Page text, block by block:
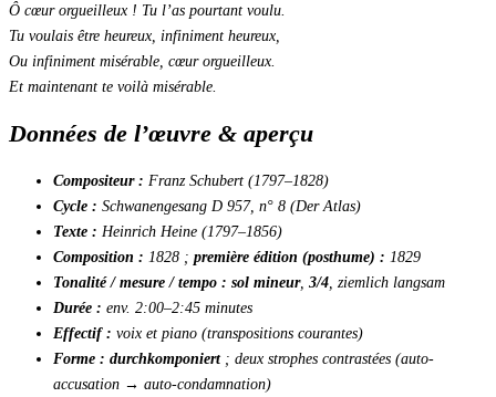
Ô cœur orgueilleux ! Tu l’as pourtant voulu.
Tu voulais être heureux, infiniment heureux,
Ou infiniment misérable, cœur orgueilleux.
Et maintenant te voilà misérable.
Données de l’œuvre & aperçu
Compositeur : Franz Schubert (1797–1828)
Cycle : Schwanengesang D 957, n° 8 (Der Atlas)
Texte : Heinrich Heine (1797–1856)
Composition : 1828 ; première édition (posthume) : 1829
Tonalité / mesure / tempo : sol mineur, 3/4, ziemlich langsam
Durée : env. 2:00–2:45 minutes
Effectif : voix et piano (transpositions courantes)
Forme : durchkomponiert; deux strophes contrastées (auto-
accusation → auto-condamnation)